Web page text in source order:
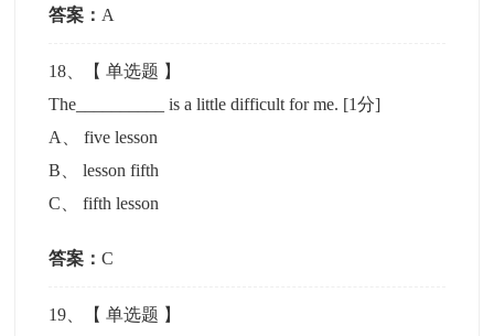
答案： A
18 、【单选题 】
The__________ is a little difficult for me. [1分]
A
、five lesson
B 、lesson fifth
C 、fifth lesson
答案：C
19 、【单选题 】